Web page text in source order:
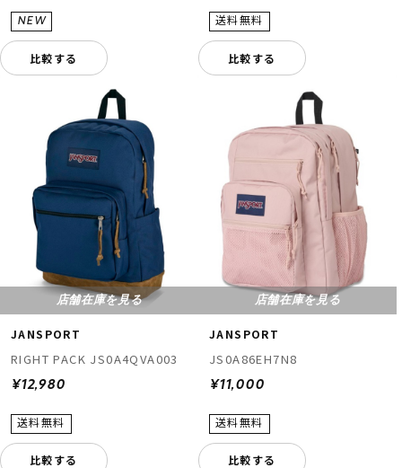
比較する 比較する
店舗在庫を見る
JANSPORT
RIGHT PACK JS0A4QVA003
¥12,980
比較する
店舗在庫を見る
JANSPORT
JS0A86EH7N8
¥11,000
比較する